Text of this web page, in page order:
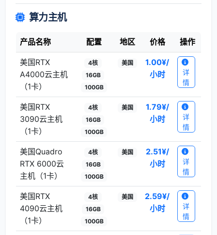
算力主机
产品名称 配置 地区 价格 操作
美国RTX
A4000云主机
（1卡）
4核
16GB
100GB
美国 1.00¥/
小时
详
情
美国RTX
3090云主机
（1卡）
4核
16GB
100GB
美国 1.79¥/
小时
详
情
美国Quadro
RTX 6000云
主机（1卡）
4核
16GB
100GB
美国 2.51¥/
小时
详
情
美国RTX
4090云主机
（1卡）
4核
16GB
100GB
美国 2.59¥/
小时
详
情